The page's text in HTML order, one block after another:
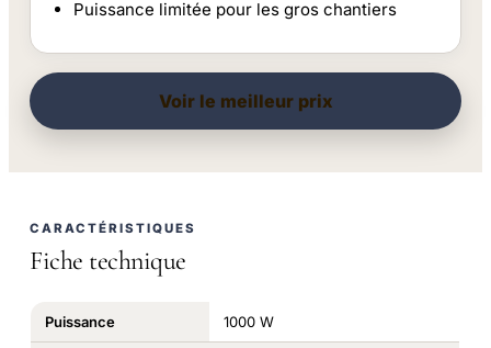
Puissance limitée pour les gros chantiers
Voir le meilleur prix
CARACTÉRISTIQUES
Fiche technique
Puissance 1000 W